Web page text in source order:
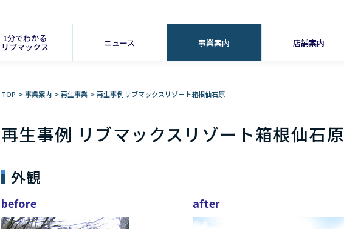
1分でわかる
リブマックス ニュース 事業案内 店舗案内
TOP >事業案内 >再生事業 >再生事例 リブマックスリゾート箱根仙石原
再生事例 リブマックスリゾート箱根仙石原
外観
before after